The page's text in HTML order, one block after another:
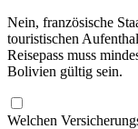
Nein, französische
touristischen
Reisepass muss
Bolivien gültig sein.
Welchen